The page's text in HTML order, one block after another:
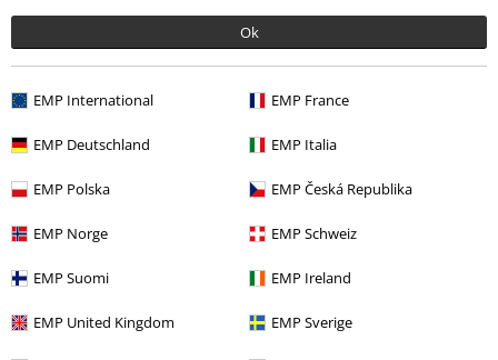
Ok
EMP International EMP France
EMP Deutschland EMP Italia
EMP Polska EMP Česká Republika
EMP Norge EMP Schweiz
EMP Suomi EMP Ireland
EMP United Kingdom EMP Sverige